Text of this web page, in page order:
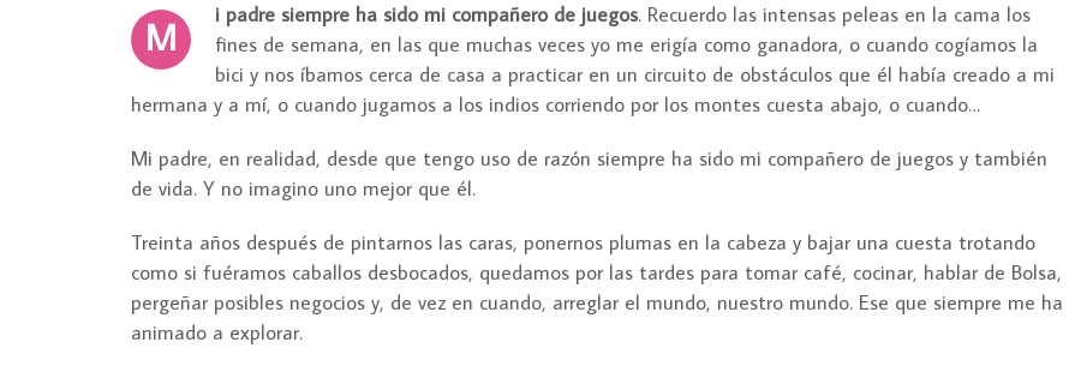
M i padre siempre ha sido mi compañero de juegos. Recuerdo las intensas peleas en la cama los
fines de semana, en las que muchas veces yo me erigía como ganadora, o cuando cogíamos la
bici y nos íbamos cerca de casa a practicar en un circuito de obstáculos que él había creado a mi
hermana y a mí, o cuando jugamos a los indios corriendo por los montes cuesta abajo, o cuando…
Mi padre, en realidad, desde que tengo uso de razón siempre ha sido mi compañero de juegos y también
de vida. Y no imagino uno mejor que él.
Treinta años después de pintarnos las caras, ponernos plumas en la cabeza y bajar una cuesta trotando
como si fuéramos caballos desbocados, quedamos por las tardes para tomar café, cocinar, hablar de Bolsa,
pergeñar posibles negocios y, de vez en cuando, arreglar el mundo, nuestro mundo. Ese que siempre me ha
animado a explorar.